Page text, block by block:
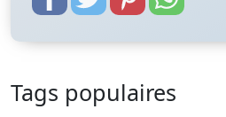
Tags populaires